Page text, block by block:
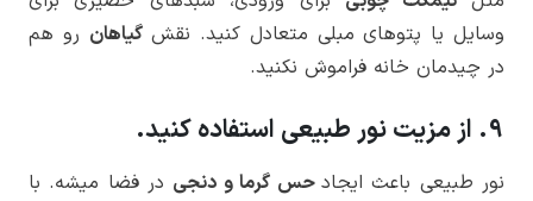
وسایل یا پتوهای مبلی متعادل کنید. نقشگیاهان رو هم
در چیدمان خانه فراموش نکنید.
9. از مزیت نور طبیعی استفاده کنید.
نور طبیعی باعث ایجاد حس گرما و دنجی در فضا میشه. با